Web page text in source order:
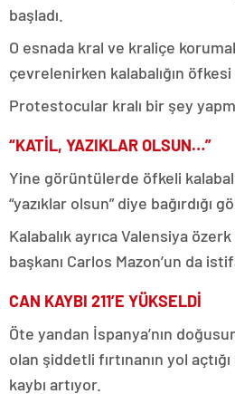
başladı.
O esnada kral ve kraliçe
çevrelenirken kalabalığın
Protestocular kralı bir şey
“KATİL, YAZIKLAR OLSUN…”
Yine görüntülerde öfkeli
“yazıklar olsun” diye bağırdığı
Kalabalık ayrıca Valensiya
başkanı Carlos Mazon’un da
CAN KAYBI 211’E YÜKSELDİ
Öte yandan İspanya’nın
olan şiddetli fırtınanın yol
kaybı artıyor.